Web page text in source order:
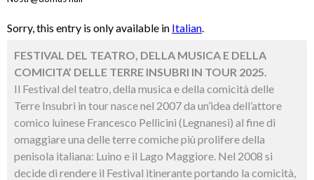
Sorry, this entry is only available in Italian.
FESTIVAL DEL TEATRO, DELLA MUSICA E DELLA
COMICITA’ DELLE TERRE INSUBRI IN TOUR 2025.
Il Festival del teatro, della musica e della comicità delle
Terre Insubri in tour nasce nel 2007 da un’idea dell’attore
comico luinese Francesco Pellicini (Legnanesi) al fine di
omaggiare una delle terre comiche più prolifere della
penisola italiana: Luino e il Lago Maggiore. Nel 2008 si
decide di rendere il Festival itinerante portando la comicità,